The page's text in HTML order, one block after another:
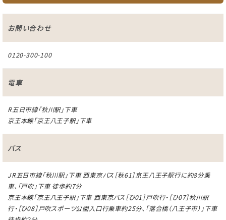
お問い合わせ
0120-300-100
電車
R五日市線「秋川駅」下車
京王本線「京王八王子駅」下車
バス
JR五日市線「秋川駅」下車 西東京バス［秋61］京王八王子駅行に約8分乗
車、「戸吹」下車 徒歩約7分
京王本線「京王八王子駅」下車 西東京バス［ひ01］戸吹行・［ひ07］秋川駅
行・［ひ08］戸吹スポーツ公園入口行乗車約25分、「落合橋（八王子市）」下車